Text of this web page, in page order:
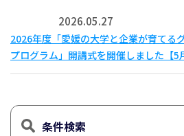
2026.05.27
2026年度「愛媛の大学と企業が育てる
プログラム」開講式を開催しました【5
条件検索